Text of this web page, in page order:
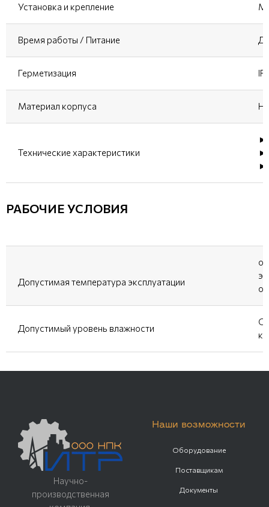
Установка и крепление
Время работы / Питание
Герметизация
Материал корпуса
Технические характеристики
►
►
►
РАБОЧИЕ УСЛОВИЯ
Допустимая температура эксплуатации
Допустимый уровень влажности
Научно-
производственная
Наши возможности
Оборудование
Поставщикам
Документы